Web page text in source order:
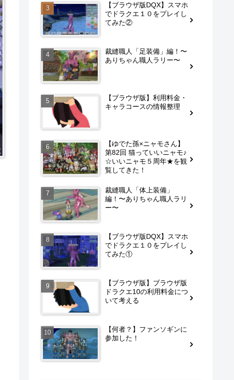
【ブラウザ版DQX】スマホ
でドラクエ１０をプレイし
てみた②
裁縫職人「足装備」編！〜
ありちゃん職人ラリー〜
【ブラウザ版】利用料金・
キャラコースの情報整理
【ゆでた孫×ニャモさん】
第82回 猫っていいニャモ♪
☆いいニャモ５周年★を観
覧してきた！
裁縫職人「体上装備」
編！〜ありちゃん職人ラリ
ー〜
【ブラウザ版DQX】スマホ
でドラクエ１０をプレイし
てみた①
【ブラウザ版】ブラウザ版
ドラクエ10の利用料金につ
いて考える
【何者？】ファンソギンに
参加した！